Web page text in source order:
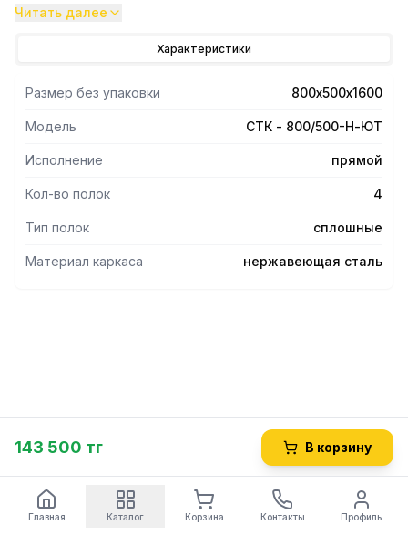
нагрузка на полку до 80 кг. Суммарная нагрузка на сте
Читать далее
Характеристики
Размер без упаковки 800х500х1600
Модель СТК - 800/500-Н-ЮТ
Исполнение прямой
Кол-во полок 4
Тип полок сплошные
Материал каркаса нержавеющая сталь
143 500 тг В корзину
Главная Каталог Корзина Контакты Профиль